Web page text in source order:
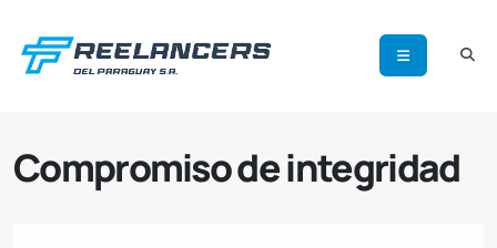
Compromiso de integridad